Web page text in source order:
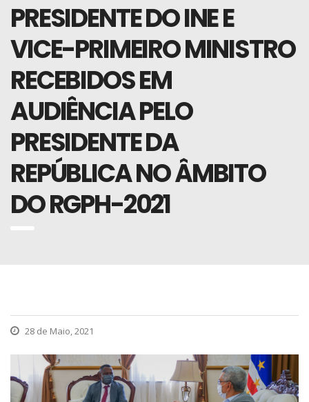
PRESIDENTE DO INE E
VICE-PRIMEIRO MINISTRO
RECEBIDOS EM
AUDIÊNCIA PELO
PRESIDENTE DA
REPÚBLICA NO ÂMBITO
DO RGPH-2021
28 de Maio, 2021